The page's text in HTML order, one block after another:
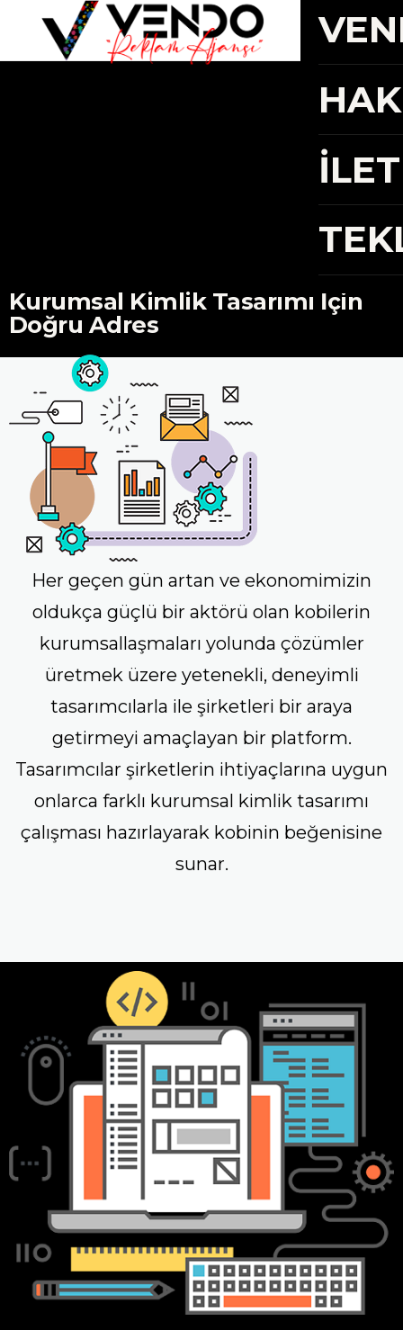
TR/ EN
Kurumsal Kimlik Tasarımı İçin
Doğru Adres
Her geçen gün artan ve ekonomimizin
oldukça güçlü bir aktörü olan kobilerin
kurumsallaşmaları yolunda çözümler
üretmek üzere yetenekli, deneyimli
tasarımcılarla ile şirketleri bir araya
getirmeyi amaçlayan bir platform.
Tasarımcılar şirketlerin ihtiyaçlarına uygun
onlarca farklı kurumsal kimlik tasarımı
çalışması hazırlayarak kobinin beğenisine
sunar.